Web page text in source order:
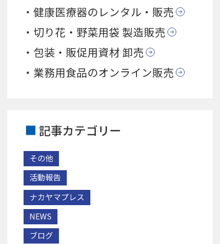
健康医療器のレンタル・販売
切り花・野菜用袋 製造販売
包装・販促用資材 卸売
業務用食品のオンライン販売
記事カテゴリー
その他
活動報告
ナカヤマプレス
NEWS
ブログ